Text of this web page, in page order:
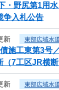
野尻第1用水
争入札公告
新 東部広域水
債施工東第3号
（7工区JR横
新 東部広域水